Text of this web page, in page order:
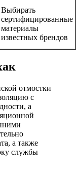
Выбирать
сертифицированные
материалы
известных брендов
отмостки
с
а
а также
службы